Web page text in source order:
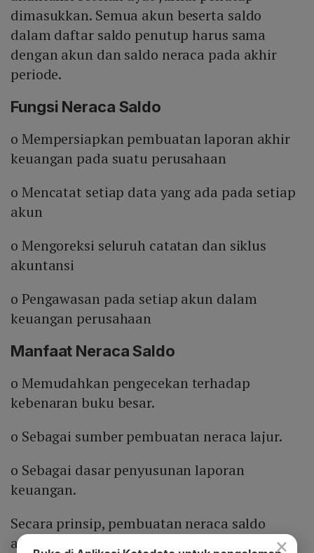
dimasukkan. Semua akun beserta saldo
dalam daftar saldo penutup harus sama
dengan akun dan saldo neraca pada akhir
periode.
Fungsi Neraca Saldo
o Mempersiapkan pembuatan laporan akhir
keuangan pada suatu perusahaan
o Mencatat setiap data yang ada pada setiap
akun
o Mengoreksi seluruh catatan dan siklus
akuntansi
o Pengawasan pada setiap akun dalam
keuangan perusahaan
Manfaat Neraca Saldo
o Memudahkan pengecekan terhadap
kebenaran buku besar.
o Sebagai sumber pembuatan neraca lajur.
o Sebagai dasar penyusunan laporan
keuangan.
Secara prinsip, pembuatan neraca saldo
ataupun neraca lainnya merupakan
×